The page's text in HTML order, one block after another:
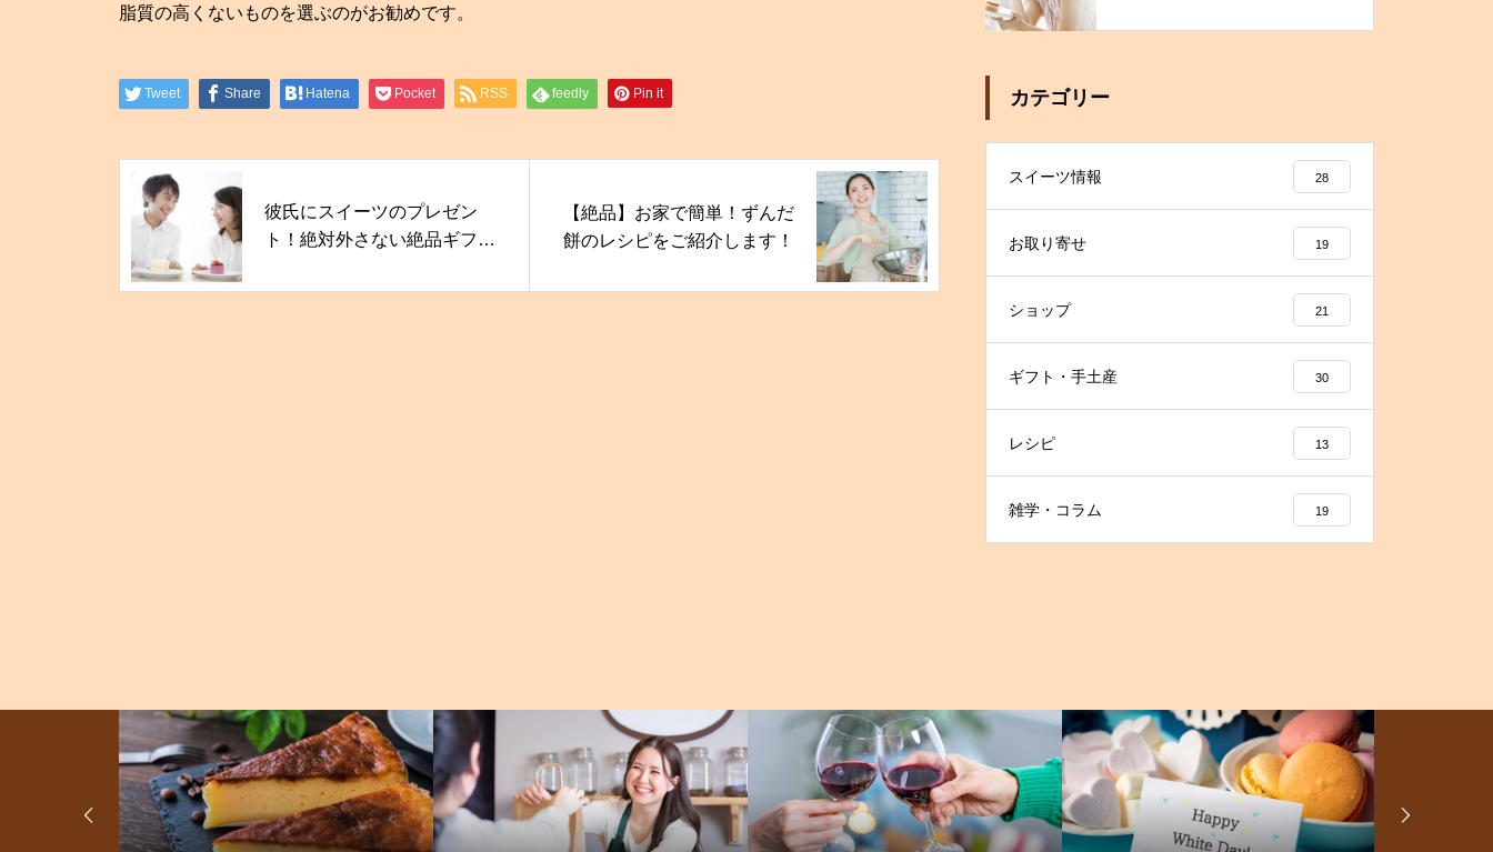
脂質の高くないものを選ぶのがお勧めです。
Tweet Share Hatena Pocket RSS feedly Pin it
彼氏にスイーツのプレゼン
ト！絶対外さない絶品ギフト
【絶品】お家で簡単！ずんだ
餅のレシピをご紹介します！
カテゴリー
スイーツ情報 28
お取り寄せ 19
ショップ 21
ギフト・手土産 30
レシピ 13
雑学・コラム 19